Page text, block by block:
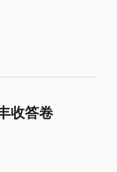
收答卷